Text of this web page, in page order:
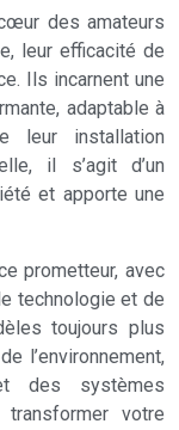
des amateurs
leur efficacité de
Ils incarnent une
adaptable à
leur installation
il s’agit d’un
et apporte une
prometteur, avec
technologie et de
toujours plus
l’environnement,
des systèmes
votre